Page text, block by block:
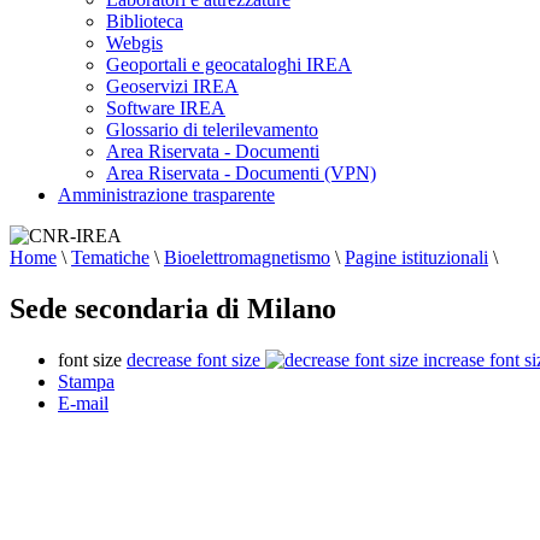
Biblioteca
Webgis
Geoportali e geocataloghi IREA
Geoservizi IREA
Software IREA
Glossario di telerilevamento
Area Riservata - Documenti
Area Riservata - Documenti (VPN)
Amministrazione trasparente
Home \ Tematiche \ Bioelettromagnetismo \ Pagine istituzionali \
Sede secondaria di Milano
font size decrease font size
increase font
Stampa
E-mail